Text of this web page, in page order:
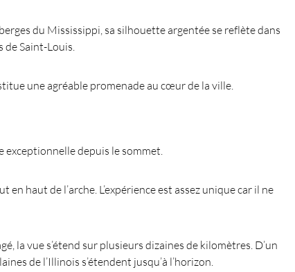
du Mississippi, sa silhouette argentée se reflète dans
de Saint-Louis.
une agréable promenade au cœur de la ville.
depuis le sommet.
haut de l’arche. L’expérience est assez unique car il ne
la vue s’étend sur plusieurs dizaines de kilomètres. D’un
de l’Illinois s’étendent jusqu’à l’horizon.